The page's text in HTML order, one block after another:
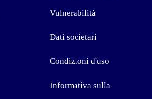
Vulnerabilità
Dati societari
Condizioni d'uso
Informativa sulla